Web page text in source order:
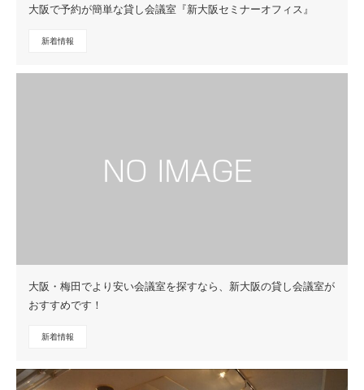
大阪で予約が簡単な貸し会議室『新大阪セミナーオフィス』
新着情報
大阪・梅田でより安い会議室を探すなら、新大阪の貸し会議室が
おすすめです！
新着情報